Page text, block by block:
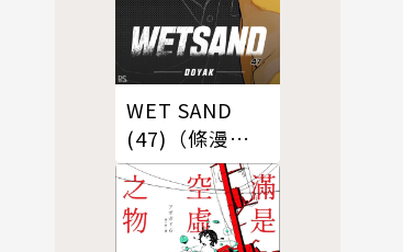
WET SAND
(47)（條漫
版）